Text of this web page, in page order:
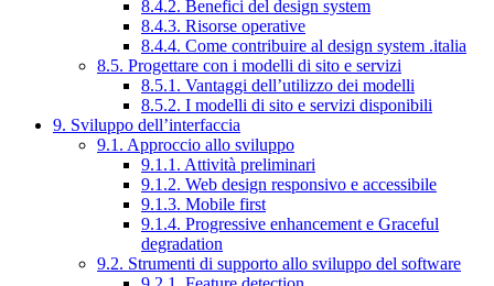
8.4.2. Benefici del design system
8.4.3. Risorse operative
8.4.4. Come contribuire al design system .italia
8.5. Progettare con i modelli di sito e servizi
8.5.1. Vantaggi dell’utilizzo dei modelli
8.5.2. I modelli di sito e servizi disponibili
9. Sviluppo dell’interfaccia
9.1. Approccio allo sviluppo
9.1.1. Attività preliminari
9.1.2. Web design responsivo e accessibile
9.1.3. Mobile first
9.1.4. Progressive enhancement e Graceful
degradation
9.2. Strumenti di supporto allo sviluppo del software